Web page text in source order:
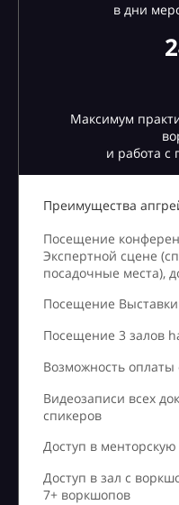
в дни
Максимум
и работа
Преимущества
Посещение
Экспертной сцене
посадочные места),
Посещение
Посещение 3 залов
Возможность
Видеозаписи всех
спикеров
Доступ в менторскую
Доступ в зал с
7+ воркшопов